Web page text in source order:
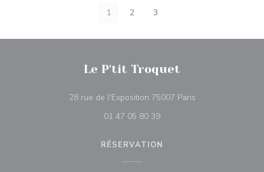
1 2 3
Le P'tit Troquet
28 rue de l'Exposition 75007 Paris((ouvre une
01 47 05 80 39
RÉSERVATION